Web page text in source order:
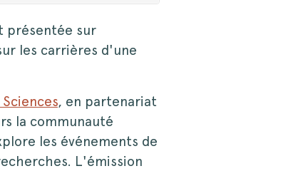
présentée sur
les carrières d'une
, en partenariat
la communauté
les événements de
L'émission